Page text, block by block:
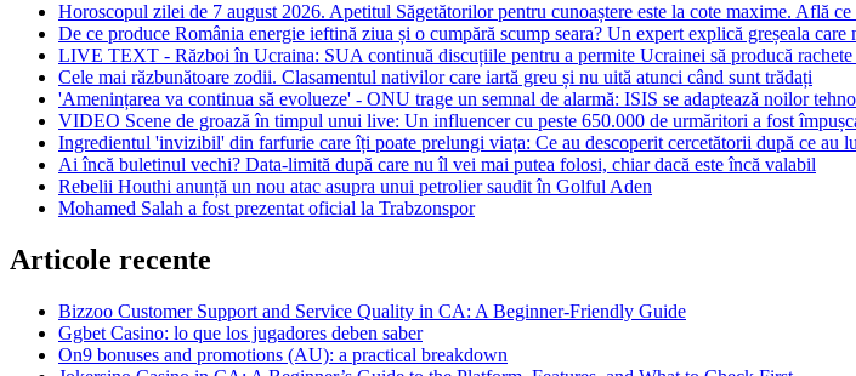
Horoscopul zilei de 7 august 2026. Apetitul Săgetătorilor pentru cunoaștere este la cote maxime. Află ce
De ce produce România energie ieftină ziua și o cumpără scump seara? Un expert explică greșeala care
LIVE TEXT - Război în Ucraina: SUA continuă discuțiile pentru a permite Ucrainei să producă rachete
Cele mai răzbunătoare zodii. Clasamentul nativilor care iartă greu și nu uită atunci când sunt trădați
'Amenințarea va continua să evolueze' - ONU trage un semnal de alarmă: ISIS se adaptează noilor
VIDEO Scene de groază în timpul unui live: Un influencer cu peste 650.000 de urmăritori a fost
Ingredientul 'invizibil' din farfurie care îți poate prelungi viața: Ce au descoperit cercetătorii după ce au
Ai încă buletinul vechi? Data-limită după care nu îl vei mai putea folosi, chiar dacă este încă valabil
Rebelii Houthi anunță un nou atac asupra unui petrolier saudit în Golful Aden
Mohamed Salah a fost prezentat oficial la Trabzonspor
Articole recente
Bizzoo Customer Support and Service Quality in CA: A Beginner-Friendly Guide
Ggbet Casino: lo que los jugadores deben saber
On9 bonuses and promotions (AU): a practical breakdown